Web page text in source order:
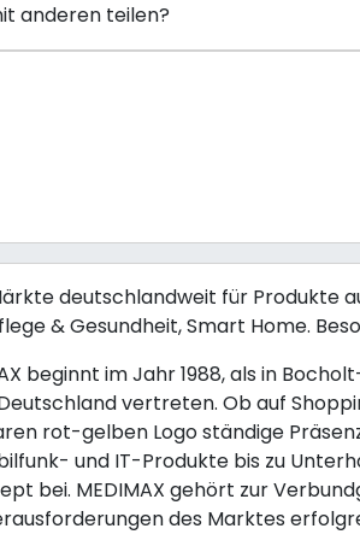
anderen teilen?
deutschlandweit für Produkte
& Gesundheit, Smart Home.
beginnt im Jahr 1988, als in
vertreten. Ob auf
rot-gelben Logo ständige
und IT-Produkte bis zu
bei. MEDIMAX gehört zur
des Marktes